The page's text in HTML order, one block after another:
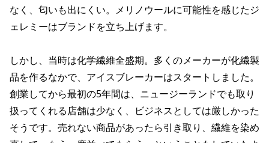
なく、匂いも出にくい。メリノウールに可能性を感じたジ
ェレミーはブランドを立ち上げます。
しかし、当時は化学繊維全盛期。多くのメーカーが化繊製
品を作るなかで、アイスブレーカーはスタートしました。
創業してから最初の5年間は、ニュージーランドでも取り
扱ってくれる店舗は少なく、ビジネスとしては厳しかった
そうです。売れない商品があったら引き取り、繊維を染め